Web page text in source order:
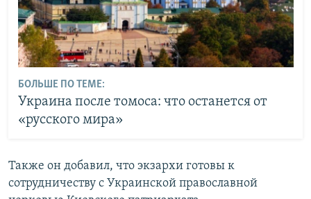
БОЛЬШЕ ПО ТЕМЕ:
Украина после томоса: что останется от
«русского мира»
Также он добавил, что экзархи готовы к
сотрудничеству с Украинской православной